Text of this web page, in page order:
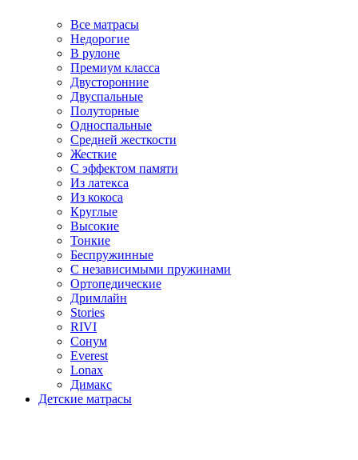
Все матрасы
Недорогие
В рулоне
Премиум класса
Двусторонние
Двуспальные
Полуторные
Односпальные
Средней жесткости
Жесткие
С эффектом памяти
Из латекса
Из кокоса
Круглые
Высокие
Тонкие
Беспружинные
С независимыми пружинами
Ортопедические
Дримлайн
Stories
RIVI
Сонум
Everest
Lonax
Димакс
Детские матрасы